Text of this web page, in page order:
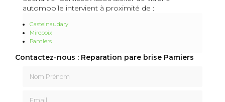
automobile intervient à proximité de :
Castelnaudary
Mirepoix
Pamiers
Contactez-nous : Reparation pare brise Pamiers